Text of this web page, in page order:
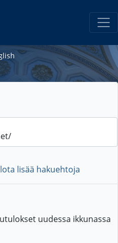
lisää hakuehtoja
uudessa ikkunassa